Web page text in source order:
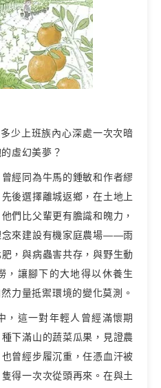
少上班族內心深處一次次暗
虛幻美夢？
經同為牛馬的鍾敏和作者繆
後選擇離城返鄉，在土地上
們比父輩更有膽識和魄力，
念來建設有機家庭農場——雨
，與病蟲害共存，與野生動
，讓腳下的大地得以休養生
力量抵禦環境的變化莫測。
，這一對年輕人曾經滿懷期
下滿山的蔬菜瓜果，見證農
曾經步履沉重，任憑血汗被
得一次次從頭再來。在與土